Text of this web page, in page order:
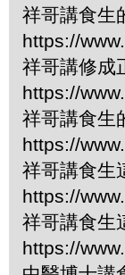
祥哥講食生
https://
祥哥講修成
https://
祥哥講食生
https://
祥哥講食
https://
祥哥講食
https://